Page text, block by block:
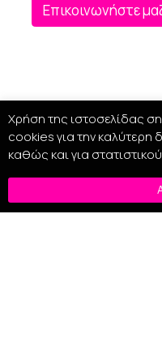
Επικοινωνήστε
Χρήση της ιστοσελίδας
cookies για την καλύτερη
καθώς και για